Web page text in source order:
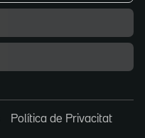
Política de Privacitat